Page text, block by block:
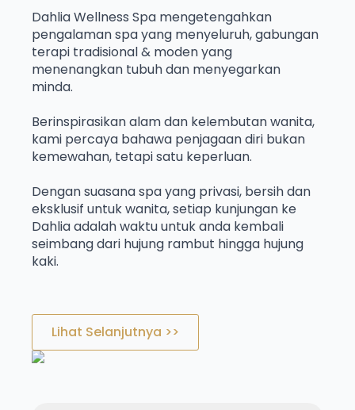
Dahlia Wellness Spa mengetengahkan
pengalaman spa yang menyeluruh, gabungan
terapi tradisional & moden yang
menenangkan tubuh dan menyegarkan
minda.
Berinspirasikan alam dan kelembutan wanita,
kami percaya bahawa penjagaan diri bukan
kemewahan, tetapi satu keperluan.
Dengan suasana spa yang privasi, bersih dan
eksklusif untuk wanita, setiap kunjungan ke
Dahlia adalah waktu untuk anda kembali
seimbang dari hujung rambut hingga hujung
kaki.
Lihat Selanjutnya >>